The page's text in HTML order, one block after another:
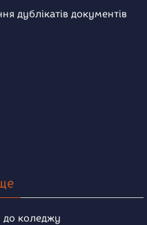
дублікатів документів
до коледжу